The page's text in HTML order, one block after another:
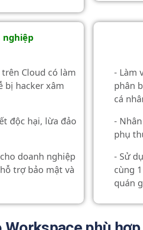
nghiệp
Cloud có làm
bị hacker xâm
độc hại, lừa đảo
doanh nghiệp
trợ bảo mật và
- Làm
phân
cá
-
phụ
- Sử
cùng
quán